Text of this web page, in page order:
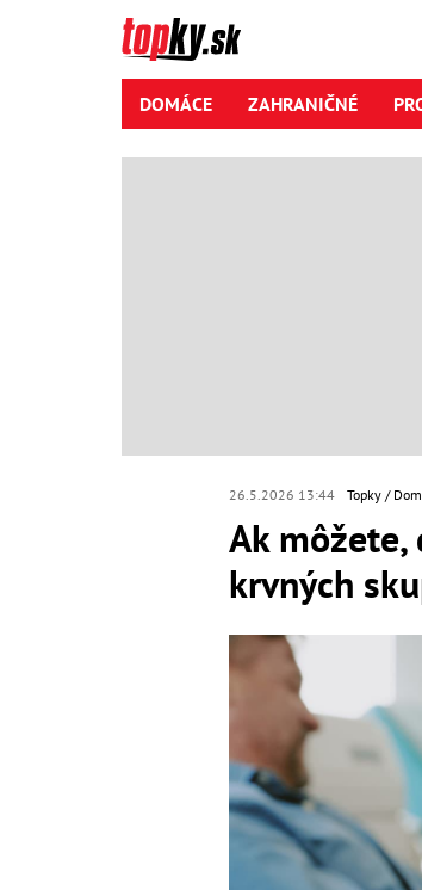
DOMÁCE ZAHRANIČNÉ
26.5.2026 13:44 Topky
Ak môžete,
krvných